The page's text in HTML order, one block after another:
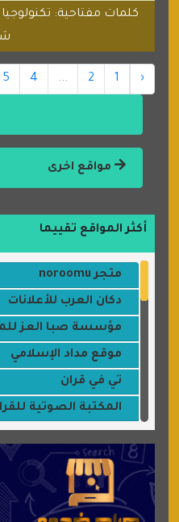
كلمات مفتاحية:
‹
1
2
...
4
5
مواقع اخرى
أكثر المواقع تقييما
متجر noroomu
دكان العرب للأعلانات
مؤسسة صبا العز
موقع مداد الإسلامي
تي في قران
المكتبة الصوتية
جميلتي حواء
موقع سيارات عربية
عالم كوكي
سورة قران